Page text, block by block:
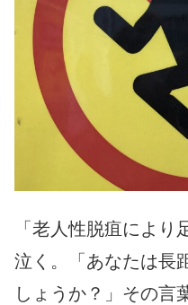
「老人性脱疽によ
泣く。「あなたは長
しょうか？」その言